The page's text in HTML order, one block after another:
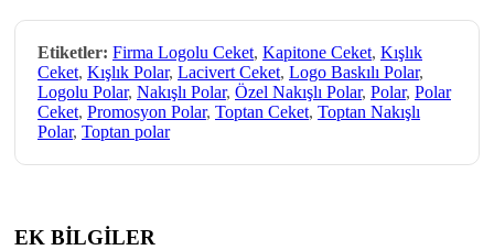
Etiketler: Firma Logolu Ceket, Kapitone Ceket, Kışlık
Ceket, Kışlık Polar, Lacivert Ceket, Logo Baskılı Polar,
Logolu Polar, Nakışlı Polar, Özel Nakışlı Polar, Polar, Polar
Ceket, Promosyon Polar, Toptan Ceket, Toptan Nakışlı
Polar, Toptan polar
EK BİLGİLER